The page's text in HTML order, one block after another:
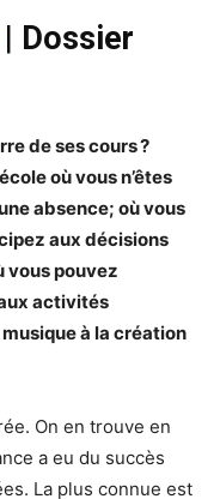
Dossier
de ses cours ?
où vous n’êtes
absence; où vous
aux décisions
vous pouvez
activités
à la création
On en trouve en
a eu du succès
La plus connue est